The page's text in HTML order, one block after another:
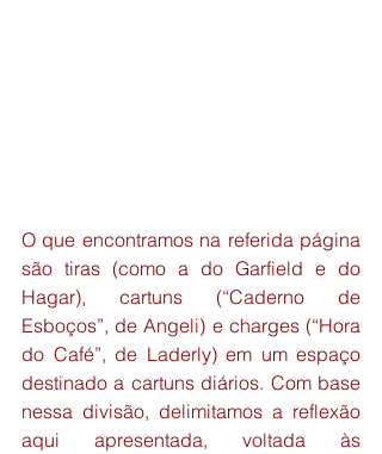
O que encontramos na referida página
são tiras (como a do Garfield e do
Hagar), cartuns (“Caderno de
Esboços”, de Angeli) e charges (“Hora
do Café”, de Laderly) em um espaço
destinado a cartuns diários. Com base
nessa divisão, delimitamos a reflexão
aqui apresentada, voltada às